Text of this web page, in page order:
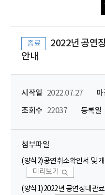
종료
2022년 공연
안내
시작일 2022.07.27 마
조회수
22037 등록일
첨부파일
(양식2)공연취소확인서 및
미리보기
(양식1)2022년 공연장대관